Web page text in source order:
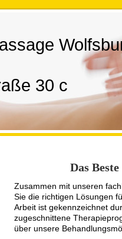
30 c
Das
Zusammen mit unseren
Sie die richtigen Lösungen
Arbeit ist gekennzeichnet
zugeschnittene
über unsere